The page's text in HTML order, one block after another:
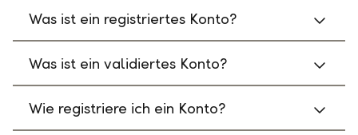
Was ist ein registriertes Konto?
Was ist ein validiertes Konto?
Wie registriere ich ein Konto?